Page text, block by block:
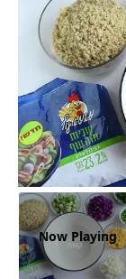
Now Playing